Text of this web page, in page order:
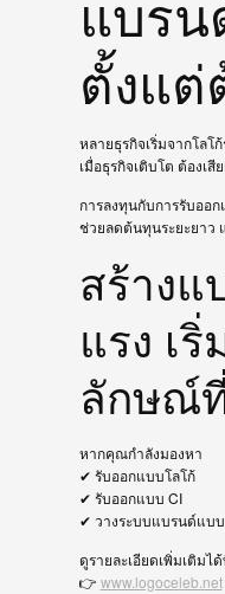
ตั้งแ
หลายธุรกิจเริ่มจากโลโ
เมื่อธุรกิจเติบโต ต้องเ
การลงทุนกับการรับออ
ช่วยลดต้นทุนระยะยาว
สร้าง
แรง เ
ลักษณ์
หากคุณกำลังมองหา
✔ รับออกแบบโลโก้
✔ รับออกแบบ CI
✔ วางระบบแบรนด์แบ
ดูรายละเอียดเพิ่มเติมไ
👉 www.logoceleb.net